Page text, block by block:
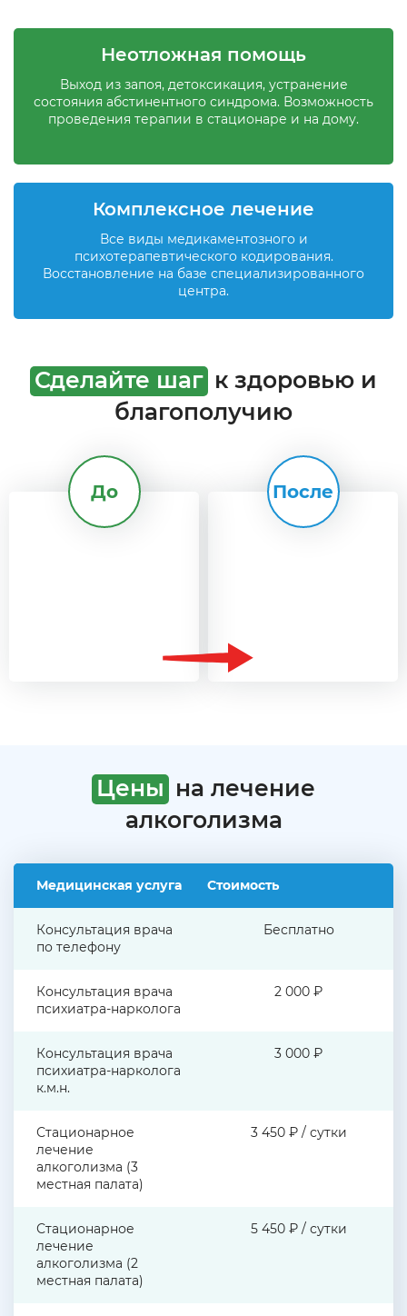
Неотложная помощь
Выход из запоя, детоксикация, устранение
состояния абстинентного синдрома. Возможность
проведения терапии в стационаре и на дому.
Комплексное лечение
Все виды медикаментозного и
психотерапевтического кодирования.
Восстановление на базе специализированного
центра.
Сделайте шаг к здоровью и
благополучию
До После
Цены на лечение
алкоголизма
Медицинская услуга Стоимость
Консультация врача
по телефону
Бесплатно
Консультация врача
психиатра-нарколога
2 000 ₽
Консультация врача
психиатра-нарколога
к.м.н.
3 000 ₽
Стационарное
лечение
алкоголизма (3
местная палата)
3 450 ₽ / сутки
Стационарное
лечение
алкоголизма (2
местная палата)
5 450 ₽ / сутки